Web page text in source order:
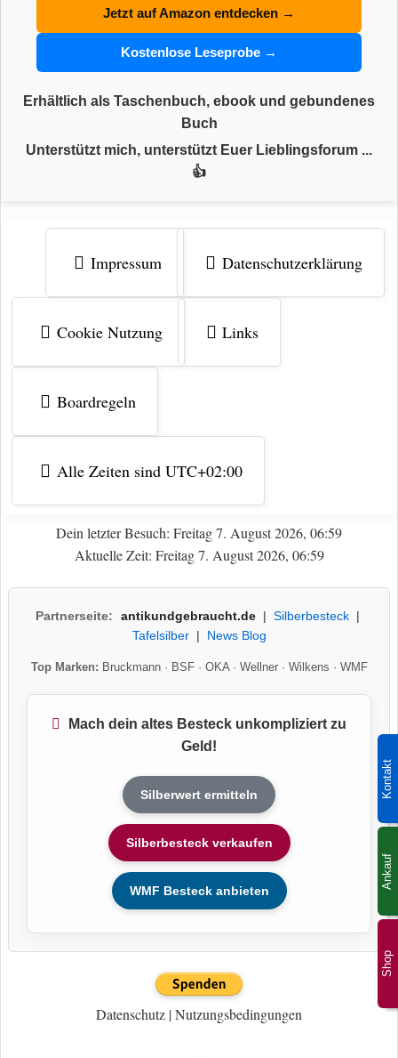
Shop
Kontakt
Ankauf
Jetzt auf Amazon entdecken →
Kostenlose Leseprobe →
Erhältlich als Taschenbuch, ebook und gebundenes
Buch
Unterstützt mich, unterstützt Euer Lieblingsforum ...
👍
Impressum Datenschutzerklärung
Cookie Nutzung Links
Boardregeln
Alle Zeiten sind UTC+02:00
Dein letzter Besuch: Freitag 7. August 2026, 06:59
Aktuelle Zeit: Freitag 7. August 2026, 06:59
Partnerseite: antikundgebraucht.de| Silberbesteck|
Tafelsilber| News Blog
Top Marken: Bruckmann· BSF· OKA· Wellner· Wilkens · WMF
Mach dein altes Besteck unkompliziert zu
Geld!
Silberwert ermitteln
Silberbesteck verkaufen
WMF Besteck anbieten
Datenschutz |Nutzungsbedingungen